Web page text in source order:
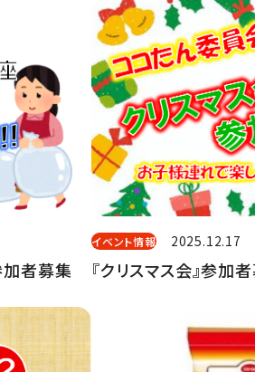
者募集
イベント情報 2025.12.17
『クリスマス会』参加